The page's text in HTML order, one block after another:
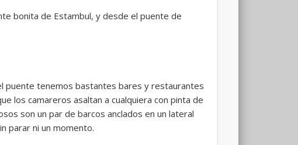
bonita de Estambul, y desde el puente de
puente tenemos bastantes bares y restaurantes
los camareros asaltan a cualquiera con pinta de
son un par de barcos anclados en un lateral
parar ni un momento.